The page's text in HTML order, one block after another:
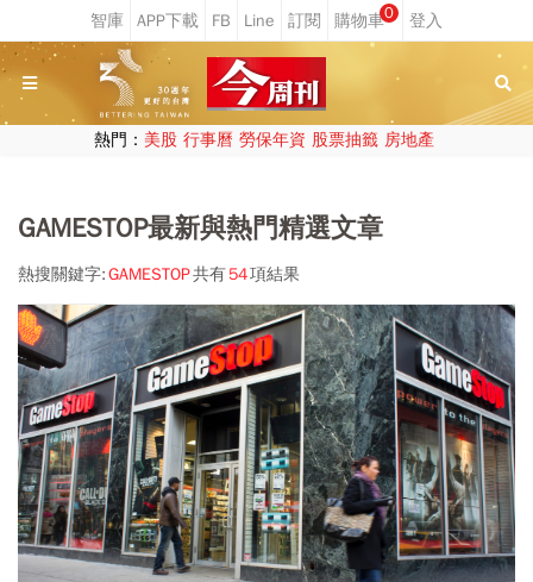
0
熱門： 美股 行事曆 勞保年資 股票抽籤 房地產
GAMESTOP最新與熱門精選文章
熱搜關鍵字:GAMESTOP共有54項結果